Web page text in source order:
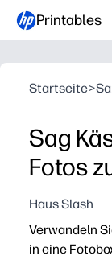
Printables
Startseite>
Sag
Fotos
Haus Slash
Verwandeln
in eine